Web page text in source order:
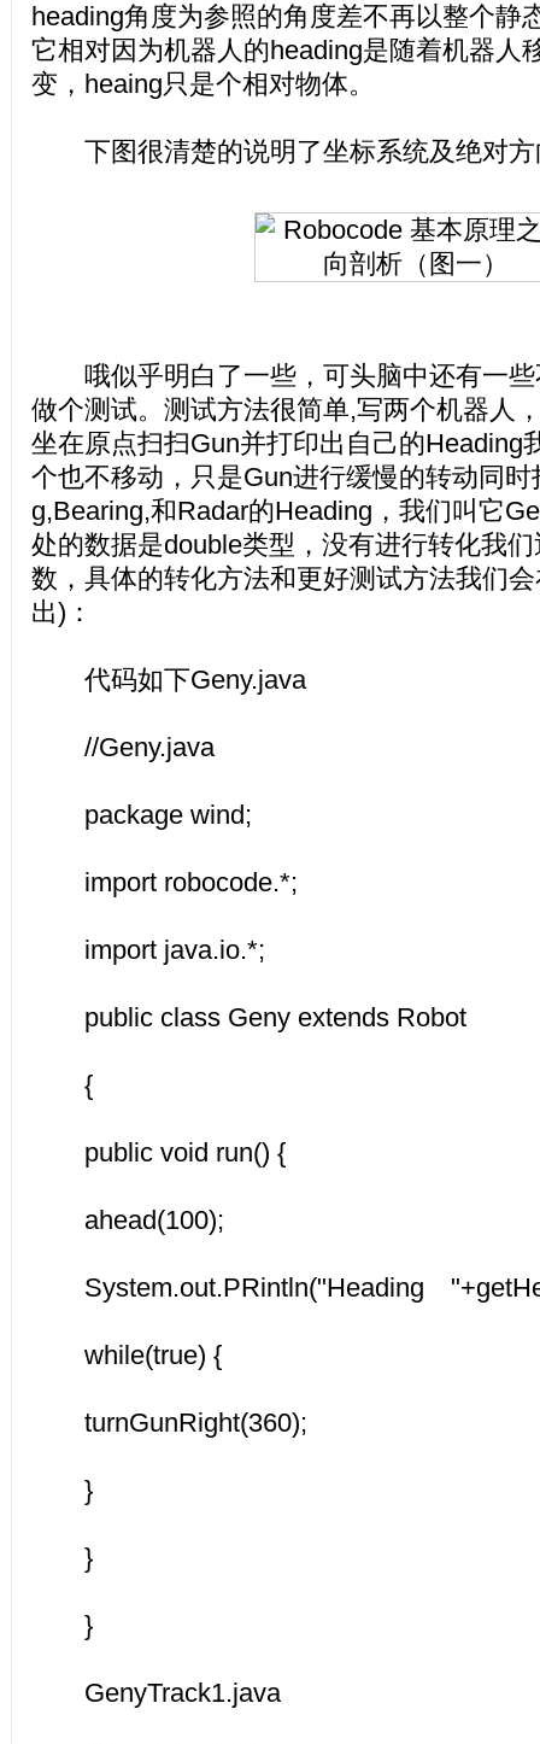
heading角度为参照的角度差不再以整个静
它相对因为机器人的heading是随着机器人
变，heaing只是个相对物体。
下图很清楚的说明了坐标系统及绝对方
哦似乎明白了一些，可头脑中还有一些
做个测试。测试方法很简单,写两个机器人
坐在原点扫扫Gun并打印出自己的Heading
个也不移动，只是Gun进行缓慢的转动同
g,Bearing,和Radar的Heading，我们叫它
处的数据是double类型，没有进行转化我
数，具体的转化方法和更好测试方法我们
出)：
代码如下Geny.java
//Geny.java
package wind;
import robocode.*;
import java.io.*;
public class Geny extends Robot
{
public void run() {
ahead(100);
System.out.PRintln("Heading
while(true) {
turnGunRight(360);
}
}
}
GenyTrack1.java